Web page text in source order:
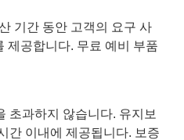
기간 동안 고객의 요구 사
제공합니다. 무료 예비 부품
초과하지 않습니다. 유지보
간 이내에 제공됩니다. 보증